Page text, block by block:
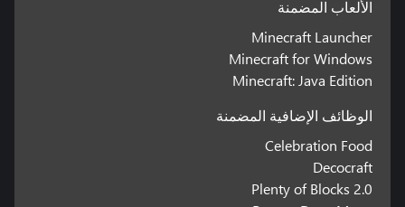
الألعاب المضمنة
Minecraft Launcher
Minecraft for Windows
Minecraft: Java Edition
الوظائف الإضافية المضمنة
Celebration Food
Decocraft
Plenty of Blocks 2.0